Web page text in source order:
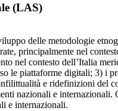
(LAS)
delle metodologie
principalmente nel
nel contesto dell’Italia
le piattaforme digitali; 3) i
e ridefinizioni del
nazionali e
e internazionali.